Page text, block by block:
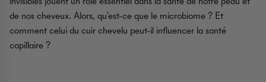
de nos cheveux. Alors, qu'est-ce que le microbiome ? Et
comment celui du cuir chevelu peut-il influencer la santé
capillaire ?